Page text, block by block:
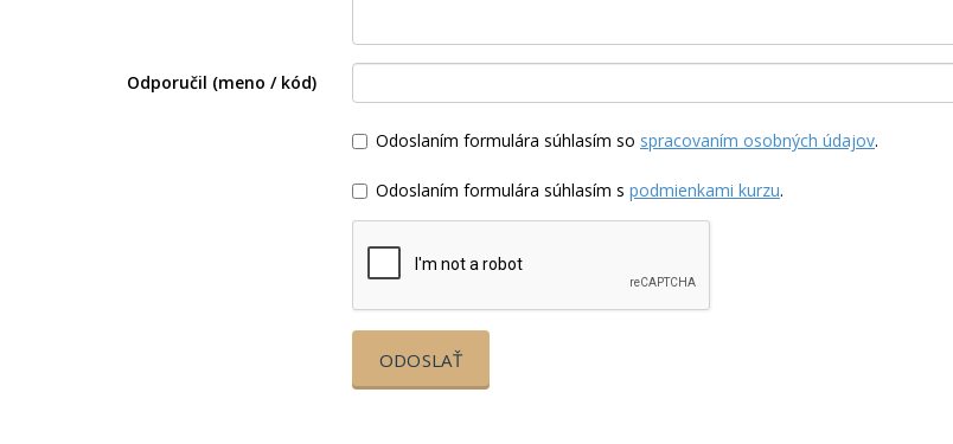
Odporučil (meno / kód)
Odoslaním formulára súhlasím so spracovaním osobných údajov.
Odoslaním formulára súhlasím s podmienkami kurzu.
ODOSLAŤ